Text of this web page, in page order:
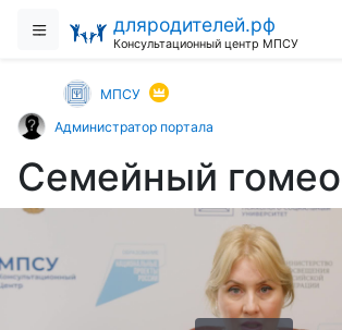
дляродителей.рф
Консультационный центр МПСУ
МПСУ
Администратор портала
Семейный